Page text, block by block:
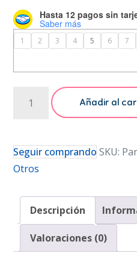
Hasta 12 pagos sin
Saber más
1 2 3 4 5 6 7
Gemelos
Mancuernillas
Star
Wars
Hombre
Camisa
Formal
Añadir al
Seguir comprando SKU:
Otros
Descripción
Valoraciones (0)